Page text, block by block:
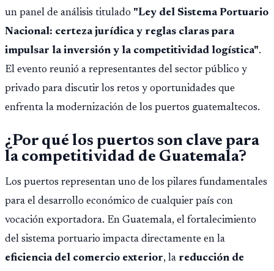
un panel de análisis titulado "Ley del Sistema Portuario
Nacional: certeza jurídica y reglas claras para
impulsar la inversión y la competitividad logística".
El evento reunió a representantes del sector público y
privado para discutir los retos y oportunidades que
enfrenta la modernización de los puertos guatemaltecos.
¿Por qué los puertos son clave para
la competitividad de Guatemala?
Los puertos representan uno de los pilares fundamentales
para el desarrollo económico de cualquier país con
vocación exportadora. En Guatemala, el fortalecimiento
del sistema portuario impacta directamente en la
eficiencia del comercio exterior, la reducción de